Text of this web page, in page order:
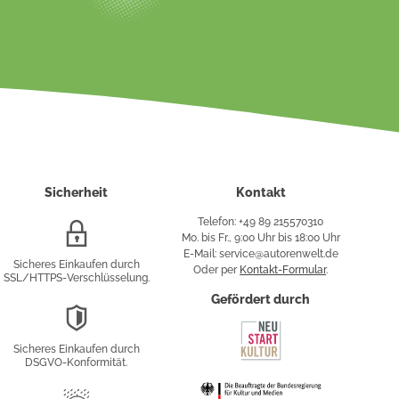
Sicherheit
Verschlüsselung
Sicheres Einkaufen durch
SSL/HTTPS-Verschlüsselung.
Sicheres Einkaufen durch
DSGVO-Konformität.
Kontakt
Telefon: +49 89 215570310
Mo. bis Fr., 9:00 Uhr bis 18:00 Uhr
E-Mail: service@autorenwelt.de
Oder per Kontakt-Formular.
Gefördert durch